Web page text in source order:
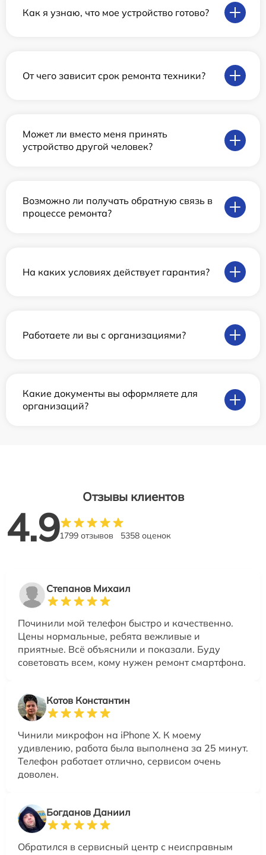
Как я узнаю, что мое устройство готово?
От чего зависит срок ремонта техники?
Может ли вместо меня принять
устройство другой человек?
Возможно ли получать обратную связь в
процессе ремонта?
На каких условиях действует гарантия?
Работаете ли вы с организациями?
Какие документы вы оформляете для
организаций?
Отзывы клиентов
4.91799 отзывов 5358 оценок
Степанов Михаил
Починили мой телефон быстро и качественно.
Цены нормальные, ребята вежливые и
приятные. Всё объяснили и показали. Буду
советовать всем, кому нужен ремонт смартфона.
Котов Константин
Чинили микрофон на iPhone X. К моему
удивлению, работа была выполнена за 25 минут.
Телефон работает отлично, сервисом очень
доволен.
Богданов Даниил
Обратился в сервисный центр с неисправным